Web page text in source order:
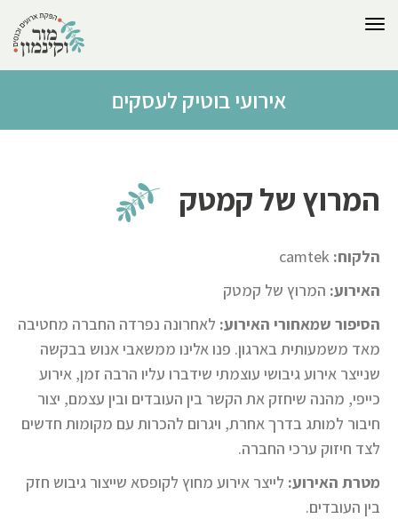
תפריט
אירועי בוטיק לעסקים
המרוץ של קמטק
הלקוח:
האירוע: המרוץ של קמטק
הסיפור שמאחורי האירוע: לאחרונה נפרדה החברה מחטיבה
מאד משמעותית בארגון. פנו אלינו ממשאבי אנוש בבקשה
שנייצר אירוע גיבושי עוצמתי שידברו עליו הרבה זמן, אירוע
כייפי, מהנה שיחזק את הקשר בין העובדים ובין עצמם, יצור
חיבור למותג בדרך אחרת, ויגרום להכרות עם מקומות חדשים
לצד חיזוק ערכי החברה.
מטרת האירוע: לייצר אירוע מחוץ לקופסא שייצור גיבוש חזק
בין העובדים.